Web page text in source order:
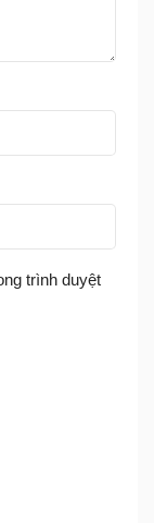
trình duyệt